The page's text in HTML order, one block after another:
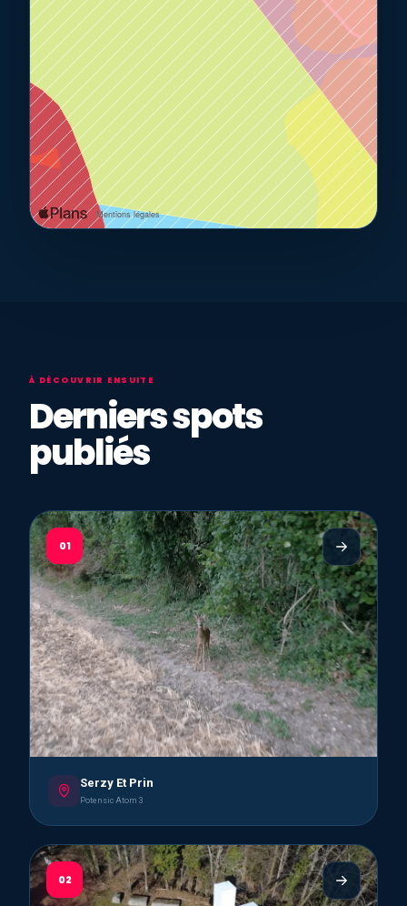
À DÉCOUVRIR ENSUITE
Derniers spots
publiés
01
Serzy Et Prin
Potensic Atom 3
02